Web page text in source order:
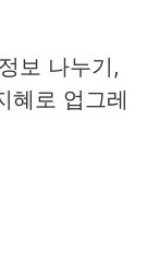
보 나누기,
혜로 업그레